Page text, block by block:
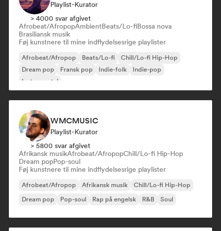
Playlist-Kurator
> 4000 svar afgivet
Afrobeat/AfropopAmbientBeats/Lo-fiBossa nova
Brasiliansk musik
Føj kunstnere til mine indflydelsesrige playlister
Afrobeat/Afropop Beats/Lo-fi
Chill/Lo-fi Hip-Hop
Dream pop
Fransk pop Indie-folk
Indie-pop
Instrumental
WMCMUSIC
Playlist-Kurator
> 5800 svar afgivet
Afrikansk musikAfrobeat/AfropopChill/Lo-fi Hip-Hop
Dream popPop-soul
Føj kunstnere til mine indflydelsesrige playlister
Afrobeat/Afropop Afrikansk musik
Chill/Lo-fi Hip-Hop
Dream pop
Pop-soul Rap på engelsk R&B Soul